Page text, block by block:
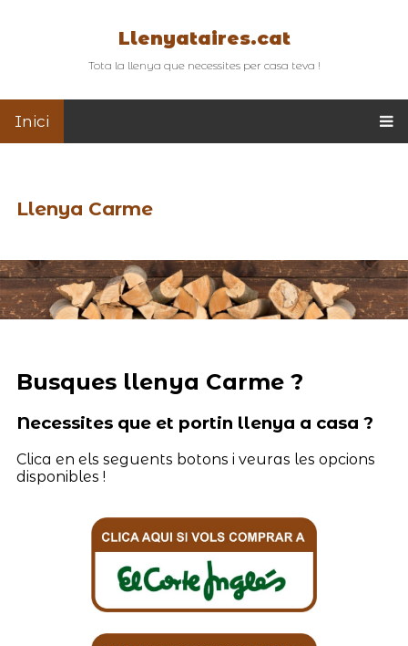
Llenyataires.cat
Tota la llenya que necessites per casa teva !
Inici
Llenya Carme
Busques llenya Carme ?
Necessites que et portin llenya a casa ?
Clica en els seguents botons i veuras les opcions
disponibles !